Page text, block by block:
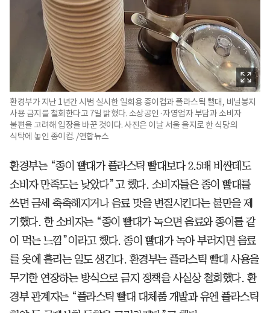
환경부가 지난 1년간 시범 실시한 일회용 종이컵과 플라스틱 빨대, 비닐봉지
사용 금지를 철회한다고 7일 밝혔다. 소상공인·자영업자 부담과 소비자
불편을 고려해 입장을 바꾼 것이다. 사진은 이날 서울 을지로 한 식당의
식탁에 놓인 종이컵. /연합뉴스
환경부는 “종이 빨대가 플라스틱 빨대보다 2.5배 비싼데도
소비자 만족도는 낮았다”고 했다. 소비자들은 종이 빨대를
쓰면 금세 축축해지거나 음료 맛을 변질시킨다는 불만을 제
기했다. 한 소비자는 “종이 빨대가 녹으면 음료와 종이를 같
이 먹는 느낌”이라고 했다. 종이 빨대가 녹아 부러지면 음료
를 옷에 흘리는 일도 생긴다. 환경부는 플라스틱 빨대 사용을
무기한 연장하는 방식으로 금지 정책을 사실상 철회했다. 환
경부 관계자는 “플라스틱 빨대 대체품 개발과 유엔 플라스틱